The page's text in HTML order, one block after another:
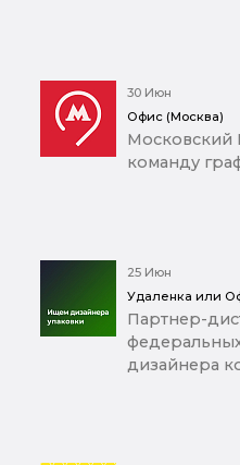
30 Июн
Офис (Москва)
Московский
команду
25 Июн
Удаленка или
Партнер-
дизайнера